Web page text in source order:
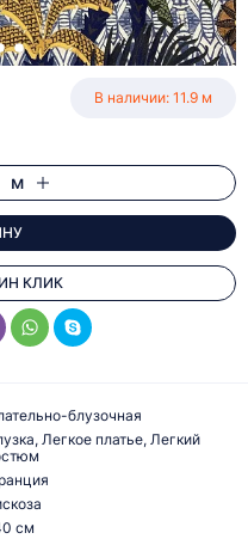
В наличии: 11.9 м
м
КЛИК
блузочная
Легкое платье, Легкий
см